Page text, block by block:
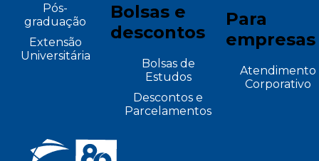
Pós-
graduação
Extensão
Universitária
Bolsas e
descontos
Bolsas de
Estudos
Descontos e
Parcelamentos
Para
empresas
Atendimento
Corporativo